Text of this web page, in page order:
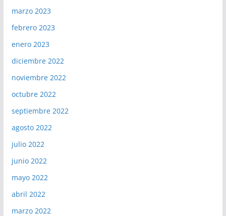
marzo 2023
febrero 2023
enero 2023
diciembre 2022
noviembre 2022
octubre 2022
septiembre 2022
agosto 2022
julio 2022
junio 2022
mayo 2022
abril 2022
marzo 2022